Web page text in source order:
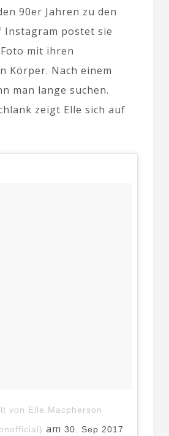
90er Jahren zu den
Instagram postet sie
mit ihren
Körper. Nach einem
man lange suchen.
zeigt Elle sich auf
von Elle Macpherson
am 30. Sep 2017